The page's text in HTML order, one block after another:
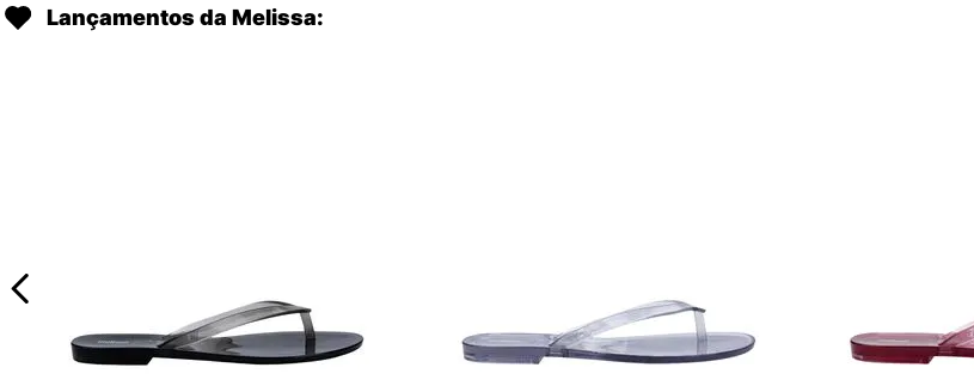
Lançamentos da Melissa: